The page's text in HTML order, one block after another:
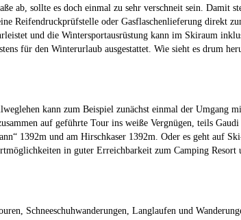
ab, sollte es doch einmal zu sehr verschneit sein. Damit
Reifendruckprüfstelle oder Gasflaschenlieferung direkt
und die Wintersportausrüstung kann im Skiraum
für den Winterurlaub ausgestattet. Wie sieht es drum
kann zum Beispiel zunächst einmal der Umgang
auf geführte Tour ins weiße Vergnügen, teils
1392m und am Hirschkaser 1392m. Oder es geht auf
in guter Erreichbarkeit zum Camping Resort
Schneeschuhwanderungen, Langlaufen und